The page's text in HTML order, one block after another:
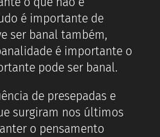
é importante de
ser banal também,
é importante o
pode ser banal.
de presepadas e
surgiram nos últimos
o pensamento